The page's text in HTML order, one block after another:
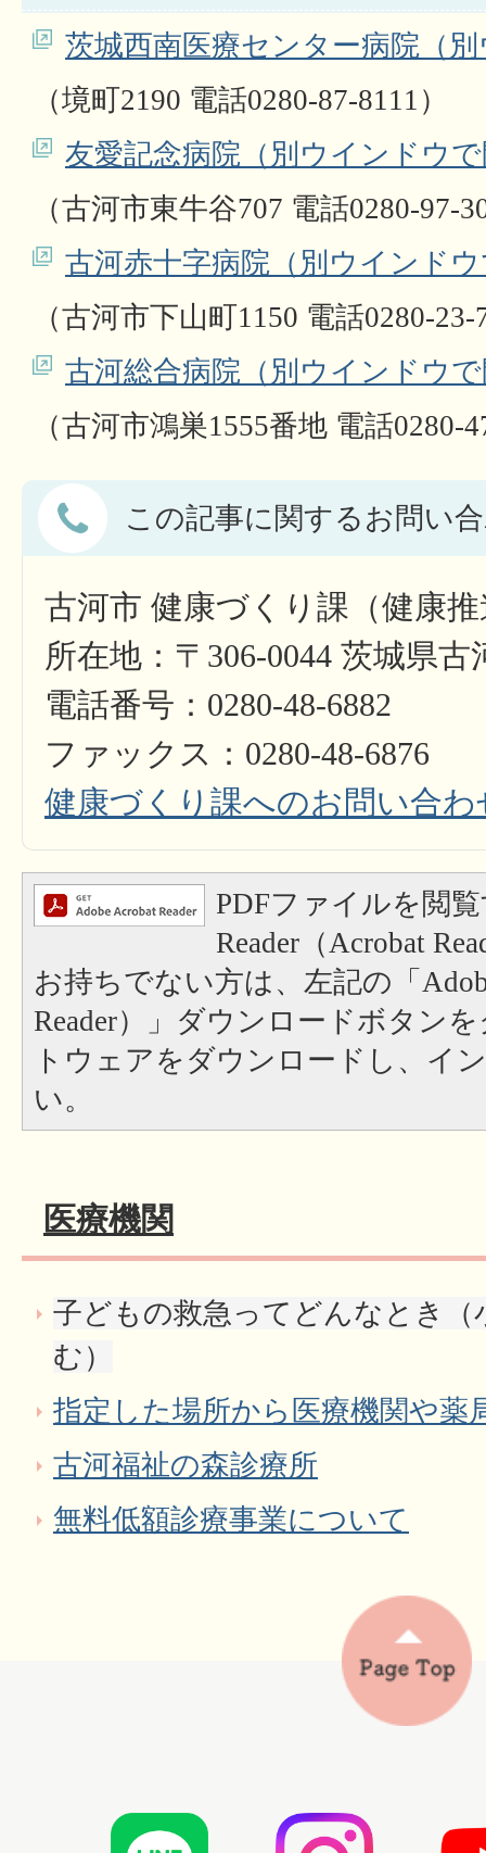
茨城西南医療センター病院（
（境町2190 電話0280-87-8111）
友愛記念病院（別ウインドウ
（古河市東牛谷707 電話0280-97-
古河赤十字病院（別ウインド
（古河市下山町1150 電話0280-23-
古河総合病院（別ウインドウ
（古河市鴻巣1555番地 電話0280-
この記事に関するお問い
古河市 健康づくり課（健康
所在地：〒306-0044 茨城県
電話番号：0280-48-6882
ファックス：0280-48-6876
健康づくり課へのお問い合わ
PDFファイルを閲
Reader（Acrobat
お持ちでない方は、左記の「
Reader）」ダウンロードボタン
トウェアをダウンロードし、イ
い。
医療機関
子どもの救急ってどんなとき（
む）
指定した場所から医療機関や薬
古河福祉の森診療所
無料低額診療事業について